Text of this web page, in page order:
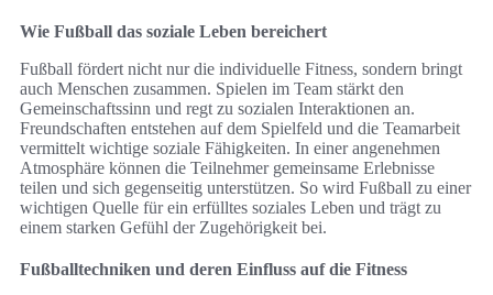
Wie Fußball das soziale Leben bereichert
Fußball fördert nicht nur die individuelle Fitness, sondern bringt
auch Menschen zusammen. Spielen im Team stärkt den
Gemeinschaftssinn und regt zu sozialen Interaktionen an.
Freundschaften entstehen auf dem Spielfeld und die Teamarbeit
vermittelt wichtige soziale Fähigkeiten. In einer angenehmen
Atmosphäre können die Teilnehmer gemeinsame Erlebnisse
teilen und sich gegenseitig unterstützen. So wird Fußball zu einer
wichtigen Quelle für ein erfülltes soziales Leben und trägt zu
einem starken Gefühl der Zugehörigkeit bei.
Fußballtechniken und deren Einfluss auf die Fitness